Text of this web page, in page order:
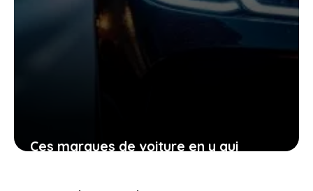
Ces marques de voiture en y qui